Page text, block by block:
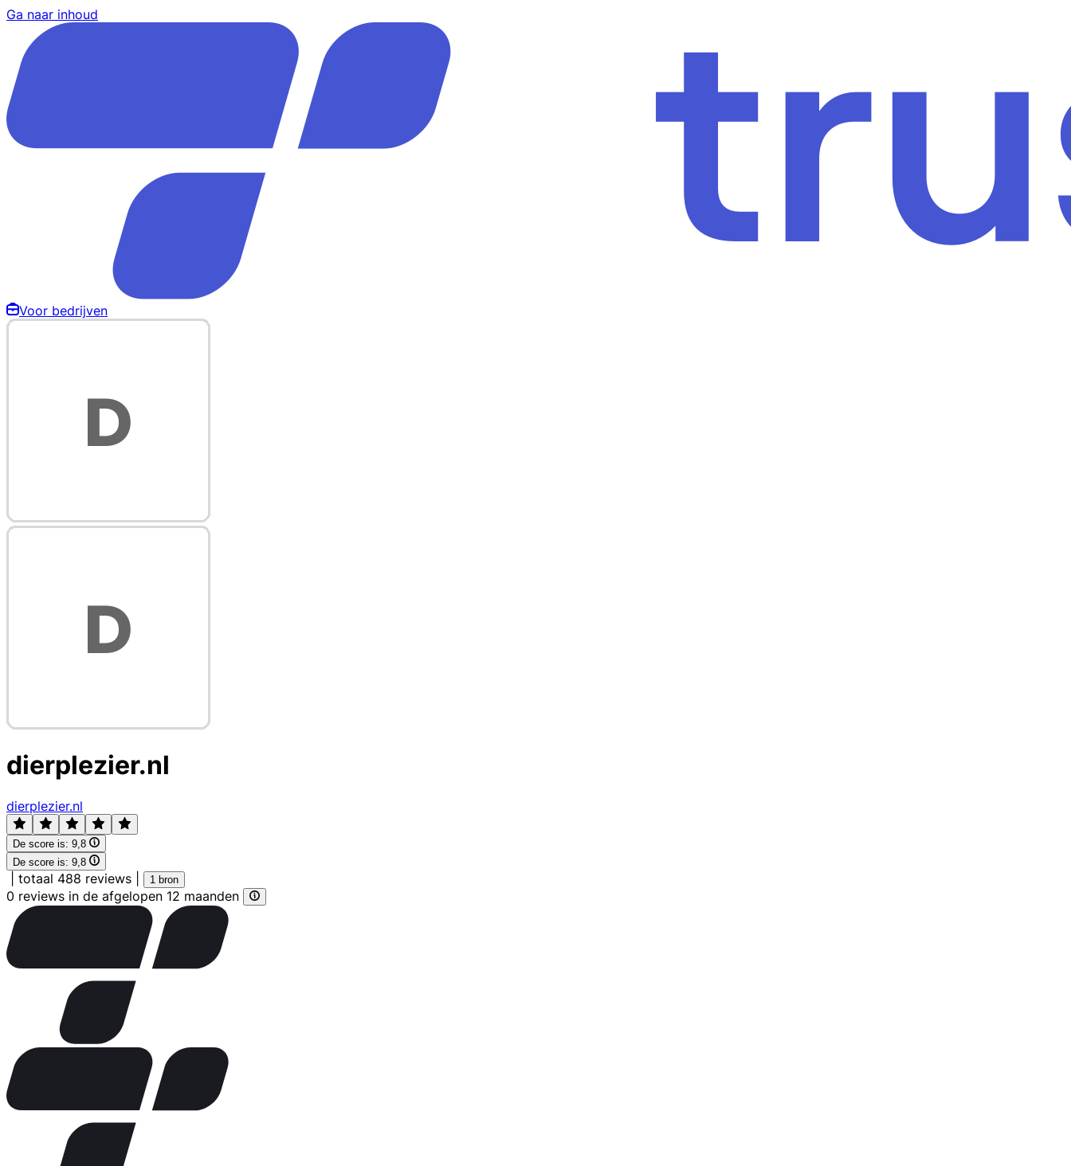
Ga naar inhoud
Voor bedrijven
dierplezier.nl
dierplezier.nl
De score is: 9,8
De score is: 9,8
totaal 488 reviews 1 bron
0 reviews in de afgelopen 12 maanden